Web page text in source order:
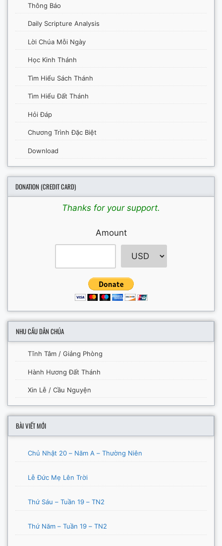
Thông Báo
Daily Scripture Analysis
Lời Chúa Mỗi Ngày
Học Kinh Thánh
Tìm Hiểu Sách Thánh
Tìm Hiểu Đất Thánh
Hỏi Đáp
Chương Trình Đặc Biệt
Download
DONATION (CREDIT CARD)
Thanks for your support.
Amount
NHU CẦU DÂN CHÚA
Tĩnh Tâm / Giảng Phòng
Hành Hương Đất Thánh
Xin Lễ / Cầu Nguyện
BÀI VIẾT MỚI
Chủ Nhật 20 – Năm A – Thường Niên
Lễ Đức Mẹ Lên Trời
Thứ Sáu – Tuần 19 – TN2
Thứ Năm – Tuần 19 – TN2